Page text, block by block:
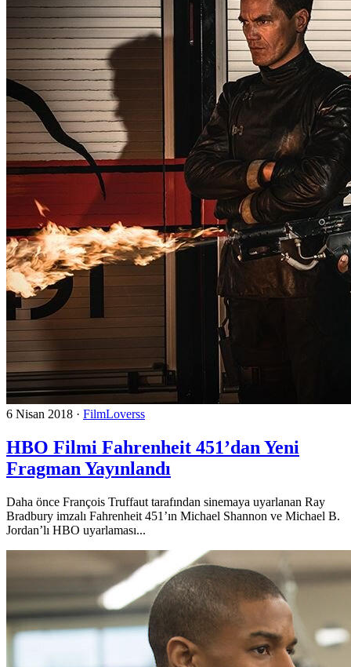
6 Nisan 2018 · FilmLoverss
HBO Filmi Fahrenheit 451’dan Yeni
Fragman Yayınlandı
Daha önce François Truffaut tarafından sinemaya uyarlanan Ray
Bradbury imzalı Fahrenheit 451’ın Michael Shannon ve Michael B.
Jordan’lı HBO uyarlaması...